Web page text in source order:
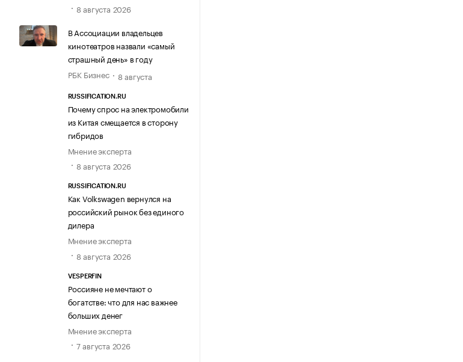
8 августа 2026
В Ассоциации владельцев
кинотеатров назвали «самый
страшный день» в году
РБК Бизнес
8 августа
RUSSIFICATION.RU
Почему спрос на электромобили
из Китая смещается в сторону
гибридов
Мнение эксперта
8 августа 2026
RUSSIFICATION.RU
Как Volkswagen вернулся на
российский рынок без единого
дилера
Мнение эксперта
8 августа 2026
VESPERFIN
Россияне не мечтают о
богатстве: что для нас важнее
больших денег
Мнение эксперта
7 августа 2026